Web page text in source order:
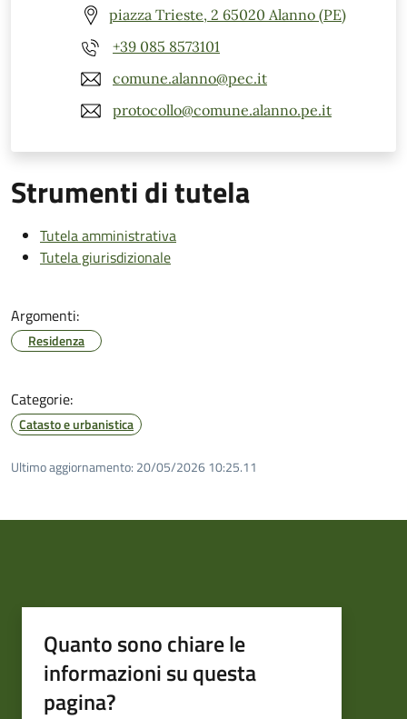
piazza Trieste, 2 65020 Alanno (PE)
+39 085 8573101
comune.alanno@pec.it
protocollo@comune.alanno.pe.it
Strumenti di tutela
Tutela amministrativa
Tutela giurisdizionale
Argomenti:
Residenza
Categorie:
Catasto e urbanistica
Ultimo aggiornamento: 20/05/2026 10:25.11
Quanto sono chiare le
informazioni su questa
pagina?